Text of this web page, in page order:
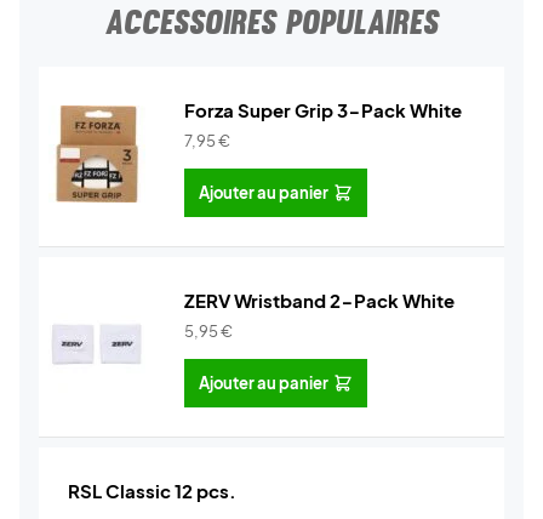
ACCESSOIRES POPULAIRES
Forza Super Grip 3-Pack White
7,95€
Ajouter au panier
ZERV Wristband 2-Pack White
5,95€
Ajouter au panier
RSL Classic 12 pcs.